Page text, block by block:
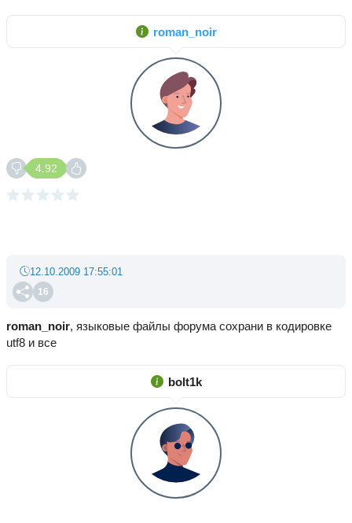
roman_noir
4.92
16
12.10.2009 17:55:01
roman_noir, языковые файлы форума сохрани в кодировке
utf8 и все
bolt1k